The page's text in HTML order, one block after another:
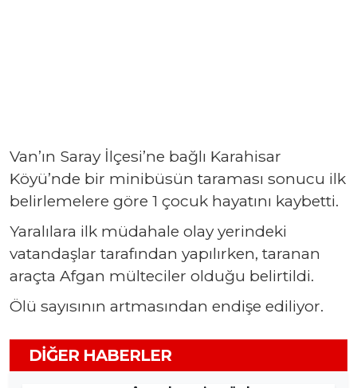
Van’ın Saray İlçesi’ne bağlı Karahisar
Köyü’nde bir minibüsün taraması sonucu ilk
belirlemelere göre 1 çocuk hayatını kaybetti.
Yaralılara ilk müdahale olay yerindeki
vatandaşlar tarafından yapılırken, taranan
araçta Afgan mülteciler olduğu belirtildi.
Ölü sayısının artmasından endişe ediliyor.
DIĞER HABERLER